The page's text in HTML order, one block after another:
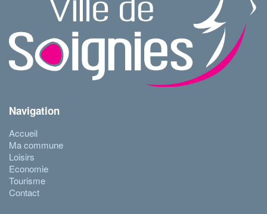
Navigation
Accueil
Ma commune
Loisirs
Economie
Tourisme
Contact